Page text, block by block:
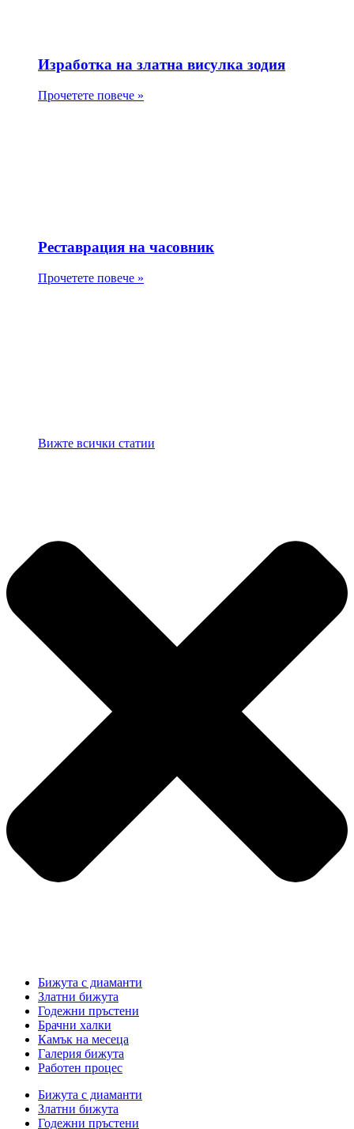
Изработка на златна висулка зодия
Прочетете повече »
Реставрация на часовник
Прочетете повече »
Вижте всички статии
Бижута с диаманти
Златни бижута
Годежни пръстени
Брачни халки
Камък на месеца
Галерия бижута
Работен процес
Бижута с диаманти
Златни бижута
Годежни пръстени